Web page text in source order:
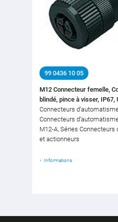
99 0436 10 05
M12 Connecteur femelle,
blindé, pince à visser, IP67,
Connecteurs
Connecteurs
M12-A, Séries
et actionneurs
Informations